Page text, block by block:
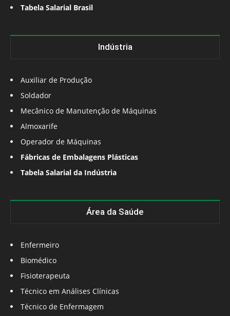
Tabela Salarial Brasil
Indústria
Auxiliar de Produção
Soldador
Mecânico de Manutenção de Máquinas
Almoxarife
Operador de Máquinas
Fábricas de Embalagens Plásticas
Tabela Salarial da Indústria
Área da Saúde
Enfermeiro
Biomédico
Fisioterapeuta
Técnico em Análises Clínicas
Técnico de Enfermagem